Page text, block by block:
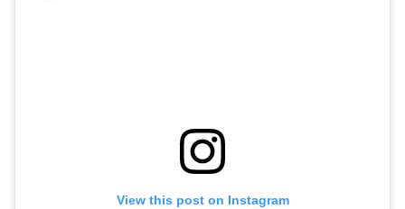
View this post on Instagram